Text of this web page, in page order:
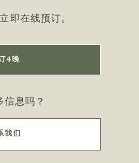
即在线预订。
4晚
信息吗？
我们